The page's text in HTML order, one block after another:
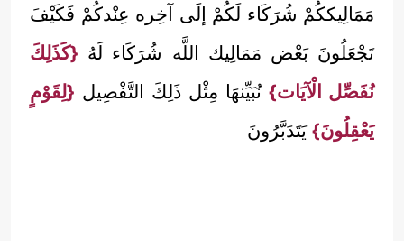
مَمَالِيككُمْ شُرَكَاء لَكُمْ إلَى آخِره عِنْدكُمْ فَكَيْفَ
تَجْعَلُونَ بَعْض مَمَالِيك اللَّه شُرَكَاء لَهُ {كَذَلِكَ
نُفَصِّل الْآيَات} نُبَيِّنهَا مِثْل ذَلِكَ التَّفْصِيل {لِقَوْمٍ
يَعْقِلُونَ} يَتَدَبَّرُونَ